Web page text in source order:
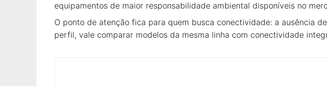
equipamentos de maior responsabilidade ambiental disponíveis no
O ponto de atenção fica para quem busca conectividade: a ausência de
perfil, vale comparar modelos da mesma linha com conectividade